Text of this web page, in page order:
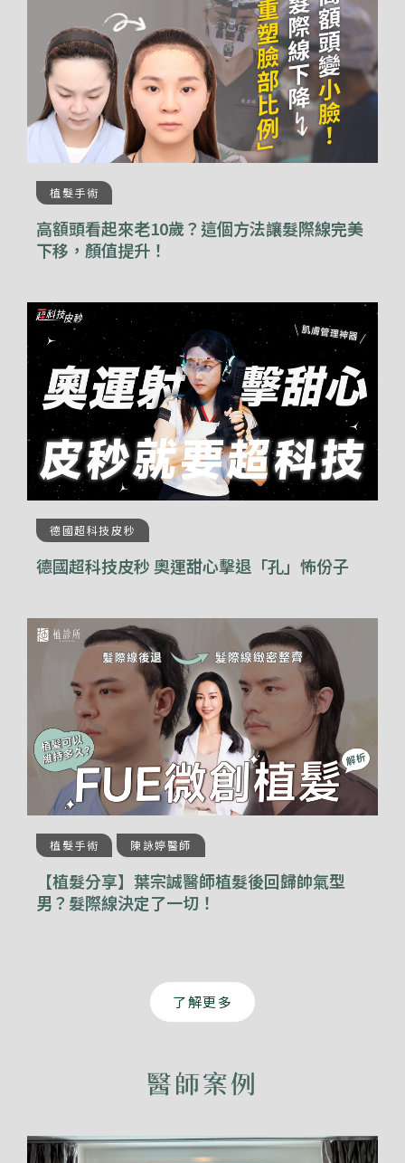
高額頭看起來老10歲？這個方法讓髮際線完美
下移，顏值提升！
植髮手術
德國超科技皮秒 奧運甜心擊退「孔」怖份子
德國超科技皮秒
【植髮分享】葉宗誠醫師植髮後回歸帥氣型
男？髮際線決定了一切！
植髮手術 陳詠婷醫師
了解更多
醫師案例